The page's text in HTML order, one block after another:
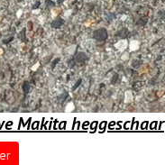
Makita heggeschaar